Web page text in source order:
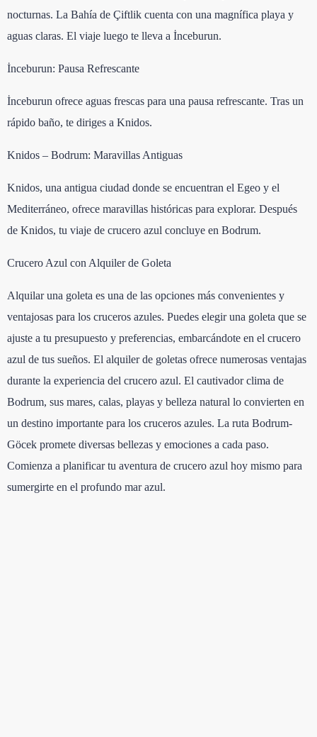
nocturnas. La Bahía de Çiftlik cuenta con una magnífica playa y
aguas claras. El viaje luego te lleva a İnceburun.
İnceburun: Pausa Refrescante
İnceburun ofrece aguas frescas para una pausa refrescante. Tras un
rápido baño, te diriges a Knidos.
Knidos – Bodrum: Maravillas Antiguas
Knidos, una antigua ciudad donde se encuentran el Egeo y el
Mediterráneo, ofrece maravillas históricas para explorar. Después
de Knidos, tu viaje de crucero azul concluye en Bodrum.
Crucero Azul con Alquiler de Goleta
Alquilar una goleta es una de las opciones más convenientes y
ventajosas para los cruceros azules. Puedes elegir una goleta que se
ajuste a tu presupuesto y preferencias, embarcándote en el crucero
azul de tus sueños. El alquiler de goletas ofrece numerosas ventajas
durante la experiencia del crucero azul. El cautivador clima de
Bodrum, sus mares, calas, playas y belleza natural lo convierten en
un destino importante para los cruceros azules. La ruta Bodrum-
Göcek promete diversas bellezas y emociones a cada paso.
Comienza a planificar tu aventura de crucero azul hoy mismo para
sumergirte en el profundo mar azul.